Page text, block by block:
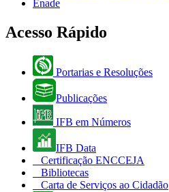
Enade
Acesso Rápido
Portarias e Resoluções
Publicações
IFB em Números
IFB Data
Certificação ENCCEJA
Bibliotecas
Carta de Serviços ao Cidadão